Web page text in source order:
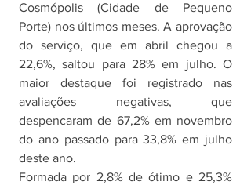
Cosmópolis (Cidade de Pequeno
Porte) nos últimos meses. A aprovação
do serviço, que em abril chegou a
22,6%, saltou para 28% em julho. O
maior destaque foi registrado nas
avaliações negativas, que
despencaram de 67,2% em novembro
do ano passado para 33,8% em julho
deste ano.
Formada por 2,8% de ótimo e 25,3%